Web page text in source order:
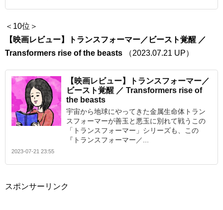
＜10位＞
【映画レビュー】トランスフォーマー／ビースト覚醒 ／
Transformers rise of the beasts （2023.07.21 UP）
【映画レビュー】トランスフォーマー／
ビースト覚醒 ／ Transformers rise of
the beasts
宇宙から地球にやってきた金属生命体トラン
スフォーマーが善玉と悪玉に別れて戦うこの
「トランスフォーマー」シリーズも、この
『トランスフォーマー／...
2023-07-21 23:55
スポンサーリンク